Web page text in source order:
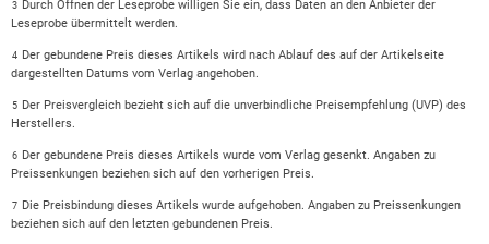
3 Durch Öffnen der Leseprobe willigen Sie ein, dass Daten an den Anbieter der
Leseprobe übermittelt werden.
4 Der gebundene Preis dieses Artikels wird nach Ablauf des auf der Artikelseite
dargestellten Datums vom Verlag angehoben.
5 Der Preisvergleich bezieht sich auf die unverbindliche Preisempfehlung (UVP) des
Herstellers.
6 Der gebundene Preis dieses Artikels wurde vom Verlag gesenkt. Angaben zu
Preissenkungen beziehen sich auf den vorherigen Preis.
7 Die Preisbindung dieses Artikels wurde aufgehoben. Angaben zu Preissenkungen
beziehen sich auf den letzten gebundenen Preis.